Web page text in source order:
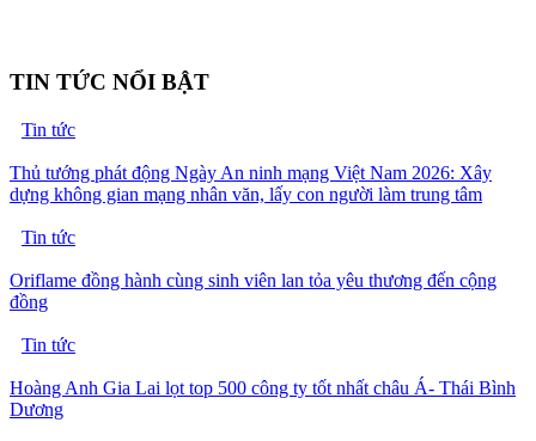
TIN TỨC NỔI BẬT
Tin tức
Thủ tướng phát động Ngày An ninh mạng Việt Nam 2026: Xây
dựng không gian mạng nhân văn, lấy con người làm trung tâm
Tin tức
Oriflame đồng hành cùng sinh viên lan tỏa yêu thương đến cộng
đồng
Tin tức
Hoàng Anh Gia Lai lọt top 500 công ty tốt nhất châu Á- Thái Bình
Dương